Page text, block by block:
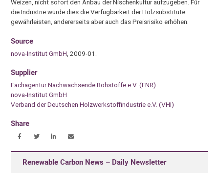
Weizen, nicht sofort den Anbau der Nischenkultur aufzugeben. Für
die Industrie würde dies die Verfügbarkeit der Holzsubstitute
gewährleisten, andererseits aber auch das Preisrisiko erhöhen.
Source
nova-Institut GmbH , 2009-01.
Supplier
Fachagentur Nachwachsende Rohstoffe e.V. (FNR)
nova-Institut GmbH
Verband der Deutschen Holzwerkstoffindustrie e.V. (VHI)
Share
Renewable Carbon News – Daily Newsletter